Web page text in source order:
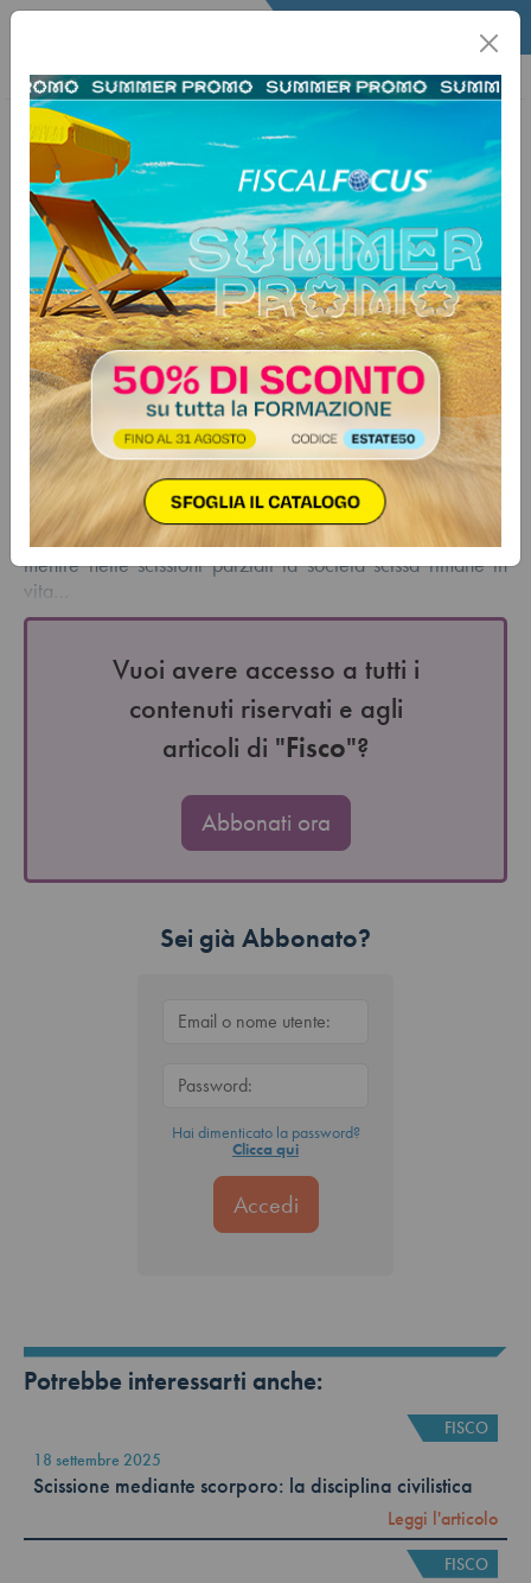
Home Fisco Info Fisco Informafisco
13 dicembre 2024
Categorie: Operazioni straordinarie > Scissione
La scissione a favore di beneficiarie
socie della scissa
Focus n. 87 - 2024
Autore:
Demetrio Serra & Roberto Moro Visconti
Una particolare tipologia di scissione riguarda le società
beneficiarie che ancor prima dell'operazione partecipano
alla società scissa oggetto dell'operazione. Nelle scissioni
totali vanno a favore di almeno due società beneficiarie,
mentre nelle scissioni parziali la società scissa rimane in
vita…
Vuoi avere accesso a tutti i
contenuti riservati e agli
articoli di "Fisco"?
Abbonati ora
Sei già Abbonato?
Hai dimenticato la password?
Clicca qui
Potrebbe interessarti anche:
FISCO
18 settembre 2025
Scissione mediante scorporo: la disciplina civilistica
Leggi l'articolo
FISCO